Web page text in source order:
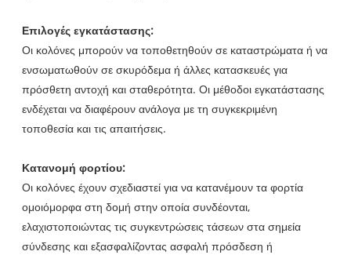
Επιλογές εγκατάστασης:
Οι κολόνες μπορούν να τοποθετηθούν σε καταστρώματα ή να
ενσωματωθούν σε σκυρόδεμα ή άλλες κατασκευές για
πρόσθετη αντοχή και σταθερότητα. Οι μέθοδοι εγκατάστασης
ενδέχεται να διαφέρουν ανάλογα με τη συγκεκριμένη
τοποθεσία και τις απαιτήσεις.
Κατανομή φορτίου:
Οι κολόνες έχουν σχεδιαστεί για να κατανέμουν τα φορτία
ομοιόμορφα στη δομή στην οποία συνδέονται,
ελαχιστοποιώντας τις συγκεντρώσεις τάσεων στα σημεία
σύνδεσης και εξασφαλίζοντας ασφαλή πρόσδεση ή